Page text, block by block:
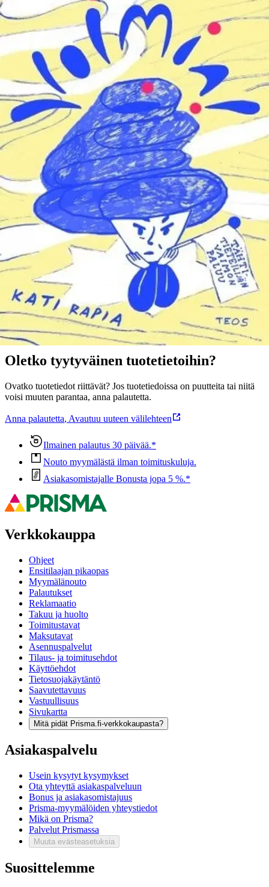
Tuotekuvaus
Anna Forsiuksen ovelle tupsahtaa ystävä, pallo jalassa ja lapsi ynnä
tuomio tulossa. Ei hyvä. Minkälainen on maailma, jossa tällaista voi
tapahtua - varmaan sellainen satojen vuosien takainen, josta Kati
Rapian Voimia! lähtee mielettömälle matkalleen. Kolme naista
päätyy skandalöösisti käyttämään ajattelua ja pinnistämään kohti
tulevaisuutta tutkiakseen, mikä voisi olla toisin.Heidän matkansa
liidättää heidät jonnekin, ehkä Heinolaan, ei sillä niin väliä, sillä mitä
ilmeisimmin tulevaisuus ei ole ehkä sitten kuitenkaan aivan valmis.
Purkutöitä tarvitaan yhä. Voimia! on tosi fantasia älykkäistä ja
sanavalmiista ihmisistä, joiden määrätty paikka on koti ja jossa
voimien hetket ovat harvassa, mutta eivät mahdottomia. Kati Rapian
ote, sekä kuvallinen että kielellinen - niin historialliseen aineistoon
kuin silkkaan fabulaan, näyttää, kuinka me kaikki elämme historian
jatkumossa, eikä rajaa menneen ja nykyisen väliin ole yksioikoista
Näytä lisää tuotekuvausta
Ominaisuudet
Oletko tyytyväinen tuotetietoihin?
Ovatko tuotetiedot riittävät? Jos tuotetiedoissa on puutteita tai niitä
voisi muuten parantaa, anna palautetta.
Anna palautetta, Avautuu uuteen välilehteen
Ilmainen palautus 30 päivää.*
Nouto myymälästä ilman toimituskuluja.
Asiakasomistajalle Bonusta jopa 5 %.*
Verkkokauppa
Ohjeet
Ensitilaajan pikaopas
Myymälänouto
Palautukset
Reklamaatio
Takuu ja huolto
Toimitustavat
Maksutavat
Asennuspalvelut
Tilaus- ja toimitusehdot
Käyttöehdot
Tietosuojakäytäntö
Saavutettavuus
Vastuullisuus
Sivukartta
Mitä pidät Prisma.fi-verkkokaupasta?
Asiakaspalvelu
Usein kysytyt kysymykset
Ota yhteyttä asiakaspalveluun
Bonus ja asiakasomistajuus
Prisma-myymälöiden yhteystiedot
Mikä on Prisma?
Palvelut Prismassa
Muuta evästeasetuksia
Suosittelemme